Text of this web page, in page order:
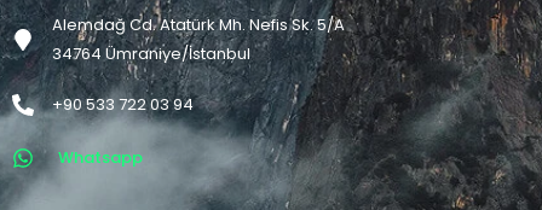
Alemdağ Cd. Atatürk Mh. Nefis Sk. 5/A
34764 Ümraniye/İstanbul
+90 533 722 03 94
Whatsapp